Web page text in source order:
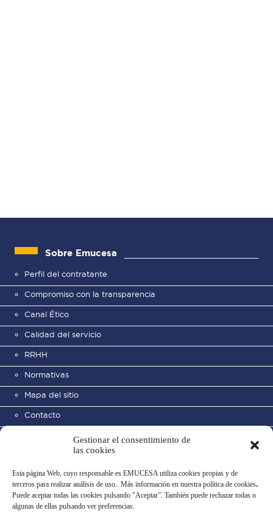
Gestionar el consentimiento de
las cookies
Esta página Web, cuyo responsable es EMUCESA utiliza cookies propias y de
terceros para realizar análisis de uso.. Más información en nuestra política de cookies.
Puede aceptar todas las cookies pulsando "Aceptar”. También puede rechazar todas o
algunas de ellas pulsando ver preferencias.
Cementerio Municipal de San
José
Sobre Emucesa
Perfil del contratante
Compromiso con la transparencia
Canal Ético
Calidad del servicio
RRHH
Normativas
Mapa del sitio
Contacto